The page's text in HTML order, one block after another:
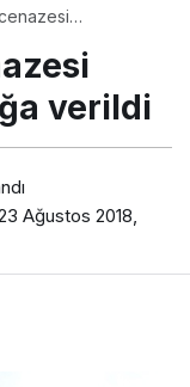
verildi
Ağustos 2018,